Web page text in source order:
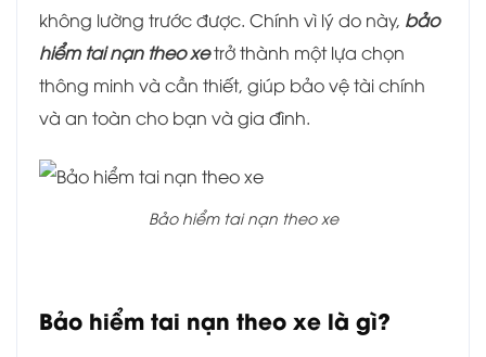
không lường trước được. Chính vì lý do này, bảo
hiểm tai nạn theo xetrở thành một lựa chọn
thông minh và cần thiết, giúp bảo vệ tài chính
và an toàn cho bạn và gia đình.
Bảo hiểm tai nạn theo xe
Bảo hiểm tai nạn theo xe là gì?